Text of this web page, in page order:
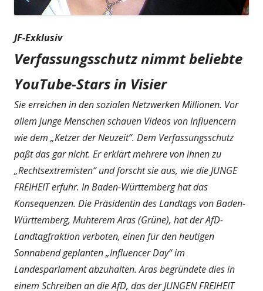
JF-Exklusiv
Verfassungsschutz nimmt beliebte
YouTube-Stars in Visier
Sie erreichen in den sozialen Netzwerken Millionen. Vor
allem junge Menschen schauen Videos von Influencern
wie dem „Ketzer der Neuzeit“. Dem Verfassungsschutz
paßt das gar nicht. Er erklärt mehrere von ihnen zu
„Rechtsextremisten“ und forscht sie aus, wie die JUNGE
FREIHEIT erfuhr. In Baden-Württemberg hat das
Konsequenzen. Die Präsidentin des Landtags von Baden-
Württemberg, Muhterem Aras (Grüne), hat der AfD-
Landtagfraktion verboten, einen für den heutigen
Sonnabend geplanten „Influencer Day“ im
Landesparlament abzuhalten. Aras begründete dies in
einem Schreiben an die AfD, das der JUNGEN FREIHEIT